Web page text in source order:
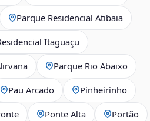
Parque Residencial Atibaia
Itaguaçu
Parque Rio Abaixo
Pau Arcado Pinheirinho
Ponte Alta Portão